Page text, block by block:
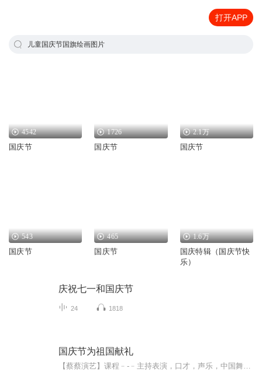
打开APP
儿童国庆节国旗绘画图片
4542
国庆节
1726
国庆节
2.1万
国庆节
543
国庆节
465
国庆节
1.6万
国庆特辑（国庆节快
乐）
庆祝七一和国庆节
24 1818
国庆节为祖国献礼